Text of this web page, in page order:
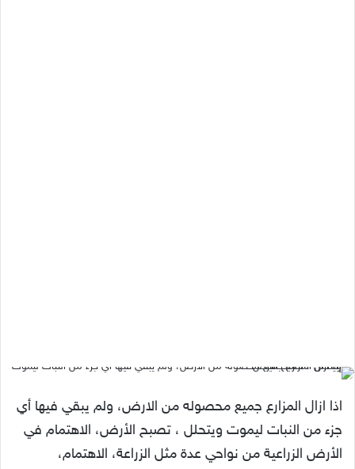
اذا ازال المزارع جميع محصوله من الارض، ولم يبقي فيها أي
جزء من النبات ليموت ويتحلل ، تصبح الأرض، الاهتمام في
الأرض الزراعية من نواحي عدة مثل الزراعة، الاهتمام،